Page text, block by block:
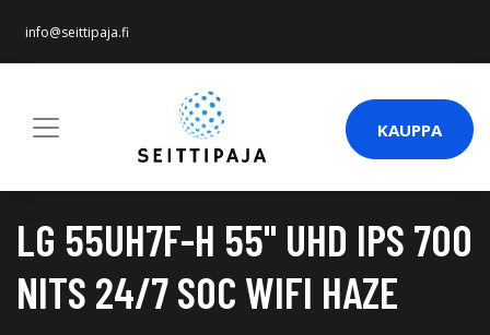
info@seittipaja.fi
KAUPPA
LG 55UH7F-H 55" UHD IPS 700
NITS 24/7 SOC WIFI HAZE